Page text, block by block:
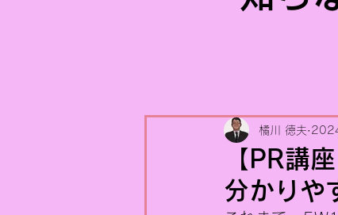
【PR講
分かりや
橘川 徳夫